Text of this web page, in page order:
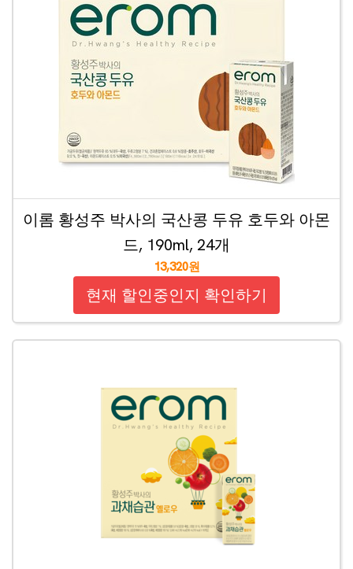
이롬 황성주 박사의 국산콩 두유 호두와 아몬
드, 190ml, 24개
13,320원
현재 할인중인지 확인하기